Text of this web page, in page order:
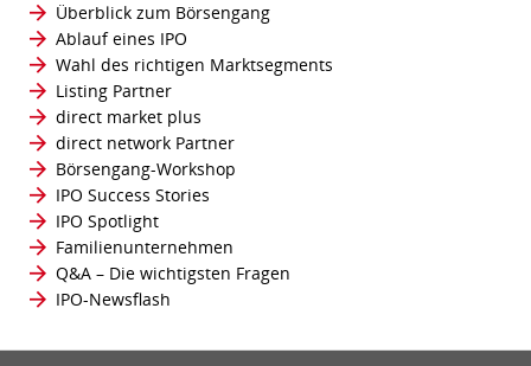
Überblick zum Börsengang
Ablauf eines IPO
Wahl des richtigen Marktsegments
Listing Partner
direct market plus
direct network Partner
Börsengang-Workshop
IPO Success Stories
IPO Spotlight
Familienunternehmen
Q&A – Die wichtigsten Fragen
IPO-Newsflash